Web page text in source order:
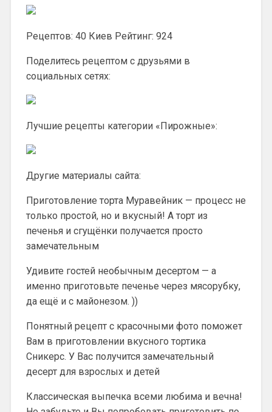
Рецептов: 40 Киев Рейтинг: 924
Поделитесь рецептом с друзьями в
социальных сетях:
Лучшие рецепты категории «Пирожные»:
Другие материалы сайта:
Приготовление торта Муравейник — процесс не
только простой, но и вкусный! А торт из
печенья и сгущёнки получается просто
замечательным
Удивите гостей необычным десертом — а
именно приготовьте печенье через мясорубку,
да ещё и с майонезом. ))
Понятный рецепт с красочными фото поможет
Вам в приготовлении вкусного тортика
Сникерс. У Вас получится замечательный
десерт для взрослых и детей
Классическая выпечка всеми любима и вечна!